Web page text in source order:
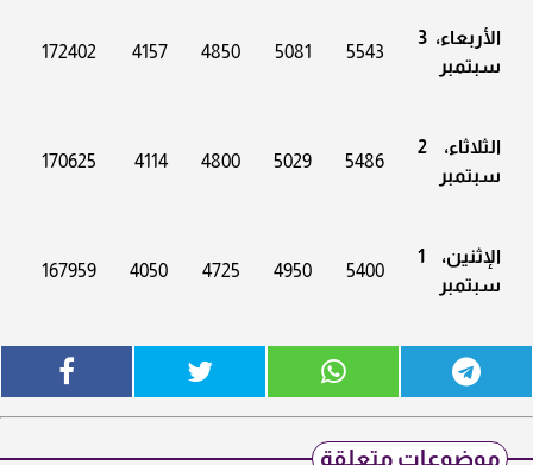
الأربعاء، 3
سبتمبر
5543
5081
4850
4157
172402
الثلاثاء، 2
سبتمبر
5486
5029
4800
4114
170625
الإثنين، 1
سبتمبر
5400
4950
4725
4050
167959
موضوعات متعلقة